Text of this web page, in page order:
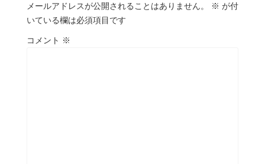
メールアドレスが公開されることはありません。 ※ が付
いている欄は必須項目です
コメント ※